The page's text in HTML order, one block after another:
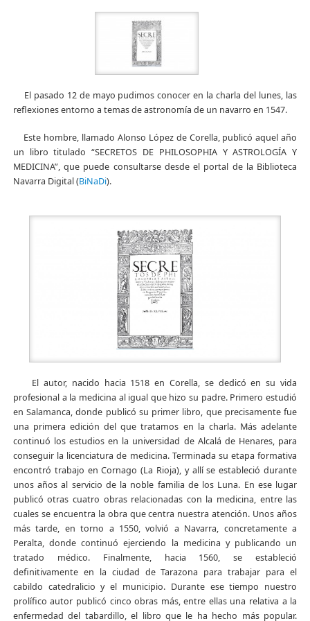
El pasado 12 de mayo pudimos conocer en la charla del lunes, las
reflexiones entorno a temas de astronomía de un navarro en 1547.
Este hombre, llamado Alonso López de Corella, publicó aquel año
un libro titulado “SECRETOS DE PHILOSOPHIA Y ASTROLOGÍA Y
MEDICINA”, que puede consultarse desde el portal de la Biblioteca
Navarra Digital (BiNaDi).
El autor, nacido hacia 1518 en Corella, se dedicó en su vida
profesional a la medicina al igual que hizo su padre. Primero estudió
en Salamanca, donde publicó su primer libro, que precisamente fue
una primera edición del que tratamos en la charla. Más adelante
continuó los estudios en la universidad de Alcalá de Henares, para
conseguir la licenciatura de medicina. Terminada su etapa formativa
encontró trabajo en Cornago (La Rioja), y allí se estableció durante
unos años al servicio de la noble familia de los Luna. En ese lugar
publicó otras cuatro obras relacionadas con la medicina, entre las
cuales se encuentra la obra que centra nuestra atención. Unos años
más tarde, en torno a 1550, volvió a Navarra, concretamente a
Peralta, donde continuó ejerciendo la medicina y publicando un
tratado médico. Finalmente, hacia 1560, se estableció
definitivamente en la ciudad de Tarazona para trabajar para el
cabildo catedralicio y el municipio. Durante ese tiempo nuestro
prolífico autor publicó cinco obras más, entre ellas una relativa a la
enfermedad del tabardillo, el libro que le ha hecho más popular.